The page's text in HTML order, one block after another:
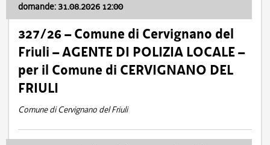
domande: 31.08.2026 12:00
327/26 – Comune di Cervignano del
Friuli – AGENTE DI POLIZIA LOCALE –
per il Comune di CERVIGNANO DEL
FRIULI
Comune di Cervignano del Friuli